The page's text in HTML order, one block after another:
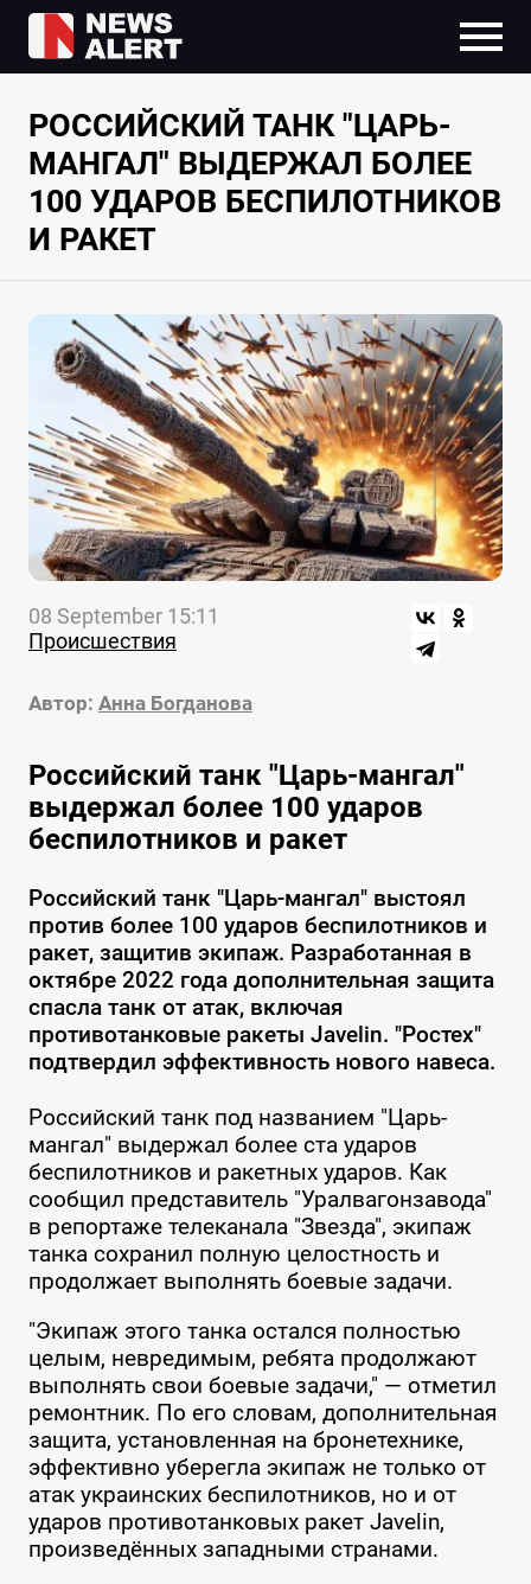
РОССИЙСКИЙ ТАНК "ЦАРЬ-
МАНГАЛ" ВЫДЕРЖАЛ БОЛЕЕ
100 УДАРОВ БЕСПИЛОТНИКОВ
И РАКЕТ
08 September 15:11
Происшествия
Автор: Анна Богданова
Российский танк "Царь-мангал"
выдержал более 100 ударов
беспилотников и ракет
Российский танк "Царь-мангал" выстоял
против более 100 ударов беспилотников и
ракет, защитив экипаж. Разработанная в
октябре 2022 года дополнительная защита
спасла танк от атак, включая
противотанковые ракеты Javelin. "Ростех"
подтвердил эффективность нового навеса.
Российский танк под названием "Царь-
мангал" выдержал более ста ударов
беспилотников и ракетных ударов. Как
сообщил представитель "Уралвагонзавода"
в репортаже телеканала "Звезда", экипаж
танка сохранил полную целостность и
продолжает выполнять боевые задачи.
"Экипаж этого танка остался полностью
целым, невредимым, ребята продолжают
выполнять свои боевые задачи," — отметил
ремонтник. По его словам, дополнительная
защита, установленная на бронетехнике,
эффективно уберегла экипаж не только от
атак украинских беспилотников, но и от
ударов противотанковых ракет Javelin,
произведённых западными странами.